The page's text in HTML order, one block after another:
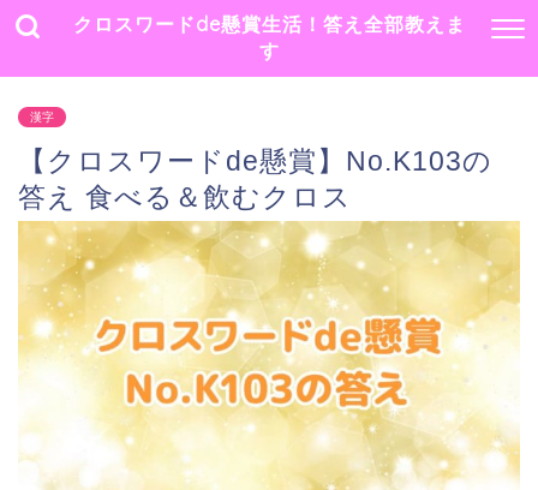
クロスワードde懸賞生活！答え全部教えま
す
漢字
【クロスワードde懸賞】No.K103の
答え 食べる＆飲むクロス